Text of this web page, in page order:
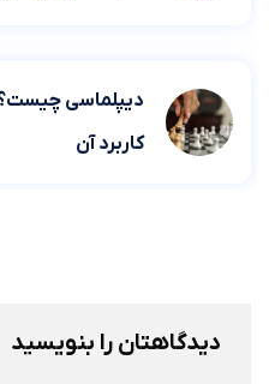
دیپلماسی چیست؟
کاربرد آن
دیدگاهتان را بنویسید